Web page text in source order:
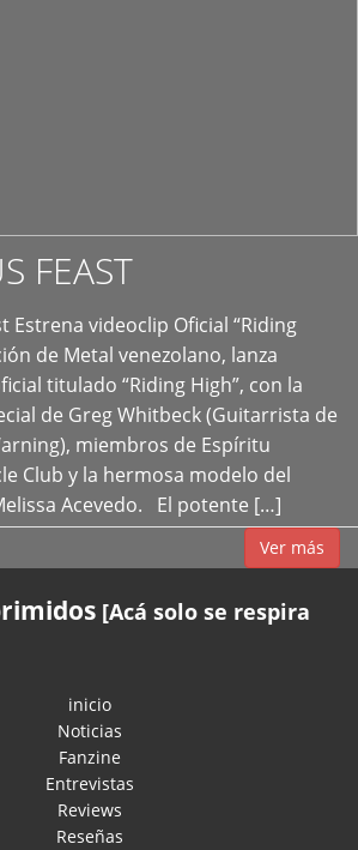
FEAST
videoclip Oficial “Riding
de Metal venezolano, lanza
titulado “Riding High”, con la
de Greg Whitbeck (Guitarrista de
miembros de Espíritu
Club y la hermosa modelo del
Acevedo. El potente […]
Ver más
[Acá solo se respira
inicio
Noticias
Fanzine
Entrevistas
Reviews
Reseñas